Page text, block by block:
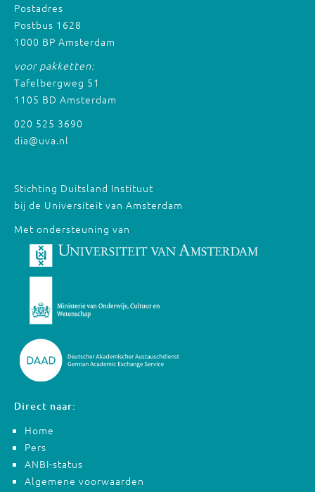
Postadres
Postbus 1628
1000 BP Amsterdam
voor pakketten:
Tafelbergweg 51
1105 BD Amsterdam
020 525 3690
dia@uva.nl
Stichting Duitsland Instituut
bij de Universiteit van Amsterdam
Met ondersteuning van
Direct naar:
Home
Pers
ANBI-status
Algemene voorwaarden